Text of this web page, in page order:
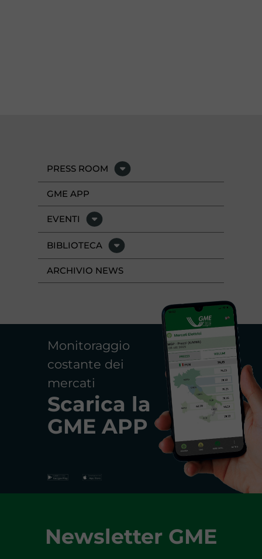
PRESS ROOM
GME APP
EVENTI
BIBLIOTECA
ARCHIVIO NEWS
Monitoraggio
costante dei
mercati
Scarica la
GME APP
Newsletter GME